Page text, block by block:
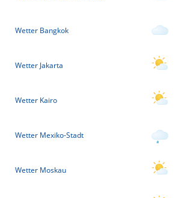
Wetter Bangkok
Wetter Jakarta
Wetter Kairo
Wetter Mexiko-Stadt
Wetter Moskau